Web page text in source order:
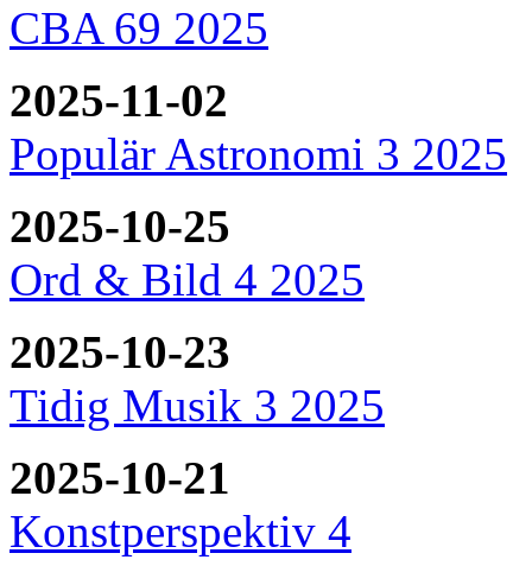
CBA 69 2025
2025-11-02
Populär Astronomi 3 2025
2025-10-25
Ord & Bild 4 2025
2025-10-23
Tidig Musik 3 2025
2025-10-21
Konstperspektiv 4